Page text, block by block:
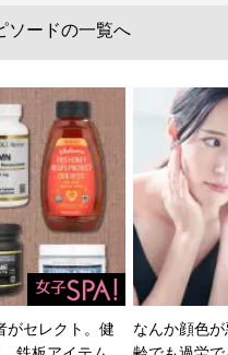
ソードの一覧へ
がセレクト。健
なんか顔色